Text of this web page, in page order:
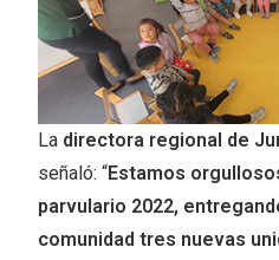
La directora regional de
señaló: “Estamos
parvulario 2022,
comunidad tres nuevas